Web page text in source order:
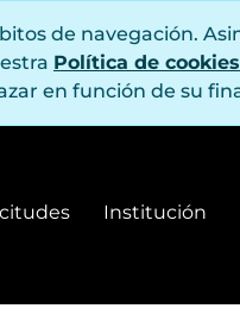
de navegación.
Política de cookies
en función de su
Institución